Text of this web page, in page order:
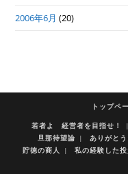
2006年6月 (20)
トップペ
若者よ 経営者を目指せ！
旦那待望論
ありがと
貯徳の商人
私の経験した